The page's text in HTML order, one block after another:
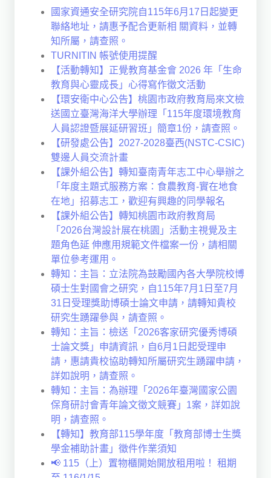
國家資通安全研究院自115年6月17日起變更
聯絡地址，請惠予配合更新相 關資料，並轉
知所屬，請查照。
TURNITIN 帳號使用提醒
【活動轉知】正覺教育基金會 2026 年「生命
教育與心靈成長」心得寫作徵文活動
【環安衛中心公告】桃園市政府教育局來文檢
送國立臺灣海洋大學辦理「115年度環境教育
人員認證暨展延研習班」簡章1份，請查照。
【研發處公告】2027-2028臺西(NSTC-CSIC)
雙邊人員交流計畫
【課外組公告】轉知臺南青年志工中心舉辦之
「年度主題式服務方案：食農教育-實在地食
在地」招募志工，歡迎有興趣的同學報名
【課外組公告】轉知桃園市政府教育局
「2026台灣設計展在桃園」活動主視覺及主
題角色延 伸應用規範文件檔案一份，請相關
單位參考運用。
轉知：主旨：立法院為鼓勵國內各大學院校博
碩士生對國會之研究，自115年7月1日至7月
31日受理獎助博碩士論文申請，請轉知貴校
研究生踴躍參與，請查照。
轉知：主旨：檢送「2026客家研究優秀博碩
士論文獎」申請資訊，自6月1日起受理申
請，惠請貴校協助轉知所屬研究生踴躍申請，
詳如說明，請查照。
轉知：主旨：為辦理「2026年臺灣國家公園
保育研討會青年論文徵文競賽」1案，詳如說
明，請查照。
【轉知】教育部115學年度「教育部博士生獎
學金補助計畫」徵件作業須知
📢 115（上）置物櫃開始開放租用啦！ 租期